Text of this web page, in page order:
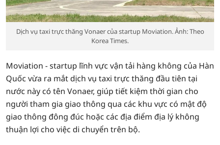
Dịch vụ taxi trực thăng Vonaer của startup Moviation. Ảnh: Theo
Korea Times.
Moviation - startup lĩnh vực vận tải hàng không của Hàn
Quốc vừa ra mắt dịch vụ taxi trực thăng đầu tiên tại
nước này có tên Vonaer, giúp tiết kiệm thời gian cho
người tham gia giao thông qua các khu vực có mật độ
giao thông đông đúc hoặc các địa điểm địa lý không
thuận lợi cho việc di chuyển trên bộ.